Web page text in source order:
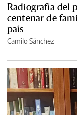
Radiografía del
centenar de
país
Camilo Sánchez